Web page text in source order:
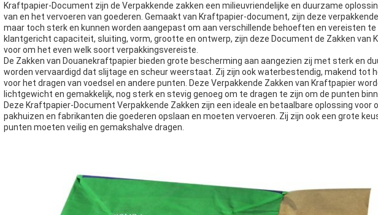
Kraftpapier-Document zijn de Verpakkende zakken een milieuvriendelijke en duurzame
van en het vervoeren van goederen. Gemaakt van Kraftpapier-document, zijn deze
maar toch sterk en kunnen worden aangepast om aan verschillende behoeften en vereisten te
klantgericht capaciteit, sluiting, vorm, grootte en ontwerp, zijn deze Document de Zakken van
voor om het even welk soort verpakkingsvereiste.
De Zakken van Douanekraftpapier bieden grote bescherming aan aangezien zij met sterk en
worden vervaardigd dat slijtage en scheur weerstaat. Zij zijn ook waterbestendig, makend tot
voor het dragen van voedsel en andere punten. Deze Verpakkende Zakken van Kraftpapier
lichtgewicht en gemakkelijk, nog sterk en stevig genoeg om te dragen te zijn om de punten
Deze Kraftpapier-Document Verpakkende Zakken zijn een ideale en betaalbare oplossing voor
pakhuizen en fabrikanten die goederen opslaan en moeten vervoeren. Zij zijn ook een grote
punten moeten veilig en gemakshalve dragen.